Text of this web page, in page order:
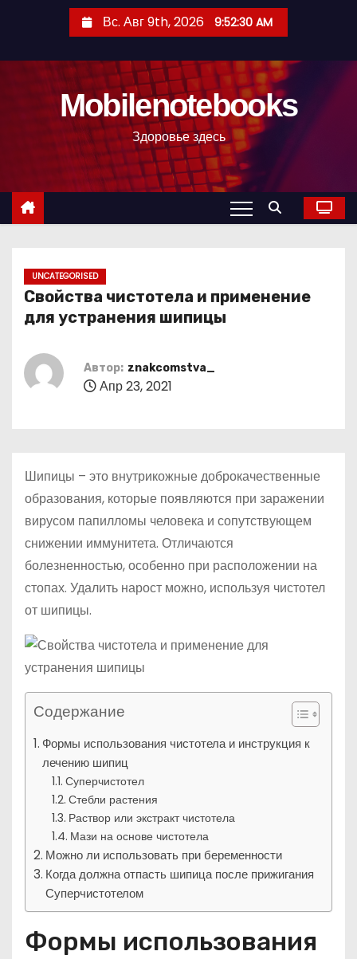
с
Вс. Авг 9th, 2026 9:52:31 AM
Mobilenotebooks
Здоровье здесь
UNCATEGORISED
Свойства чистотела и применение
для устранения шипицы
Автор: znakcomstva_
Апр 23, 2021
Шипицы – это внутрикожные доброкачественные
образования, которые появляются при заражении
вирусом папилломы человека и сопутствующем
снижении иммунитета. Отличаются
болезненностью, особенно при расположении на
стопах. Удалить нарост можно, используя чистотел
от шипицы.
Содержание
Формы использования чистотела и инструкция к
лечению шипиц
Суперчистотел
Стебли растения
Раствор или экстракт чистотела
Мази на основе чистотела
Можно ли использовать при беременности
Когда должна отпасть шипица после прижигания
Суперчистотелом
Формы использования